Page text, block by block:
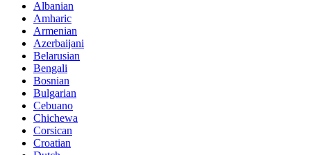
Albanian
Amharic
Armenian
Azerbaijani
Belarusian
Bengali
Bosnian
Bulgarian
Cebuano
Chichewa
Corsican
Croatian